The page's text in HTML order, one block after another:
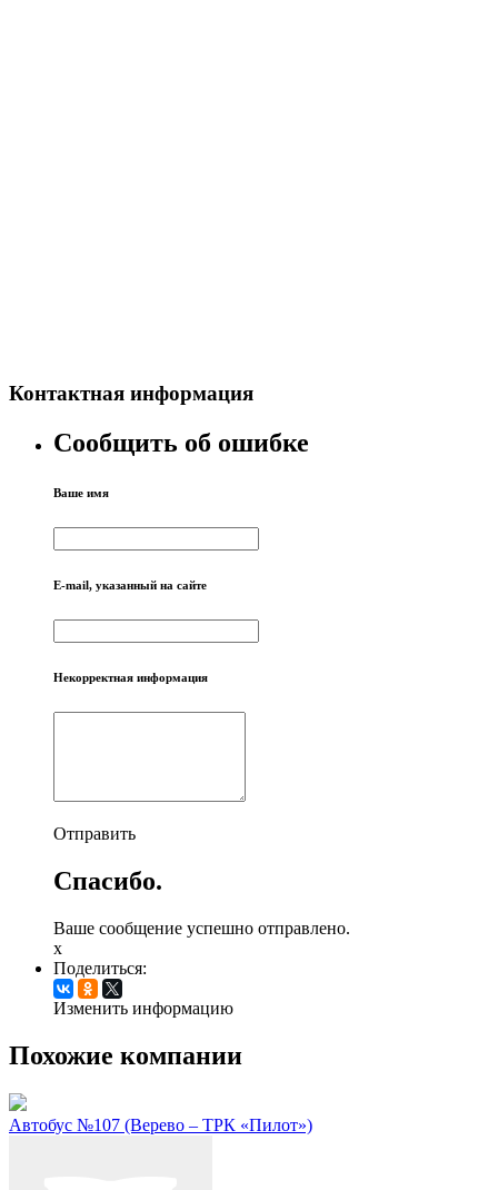
Контактная информация
Сообщить об ошибке
Ваше имя
E-mail, указанный на сайте
Некорректная информация
Отправить
Спасибо.
Ваше сообщение успешно отправлено.
x
Поделиться:
Изменить информацию
Похожие компании
Автобус №107 (Верево – ТРК «Пилот»)